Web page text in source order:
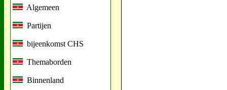
Algemeen
Partijen
bijeenkomst CHS
Themaborden
Binnenland